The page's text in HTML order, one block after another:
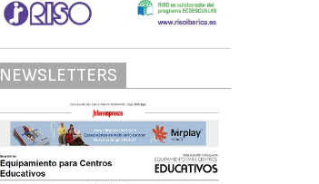
NEWSLETTERS